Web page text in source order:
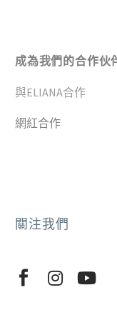
成為我們的合作伙
與ELIANA合作
網紅合作
關注我們